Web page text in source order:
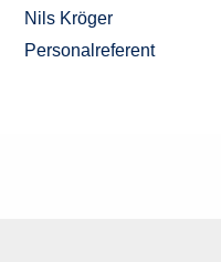
Nils Kröger
Personalreferent